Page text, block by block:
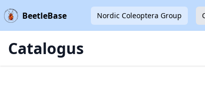
BeetleBase Nordic Coleoptera Group
Catalogus